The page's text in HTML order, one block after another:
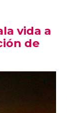
vida a
de